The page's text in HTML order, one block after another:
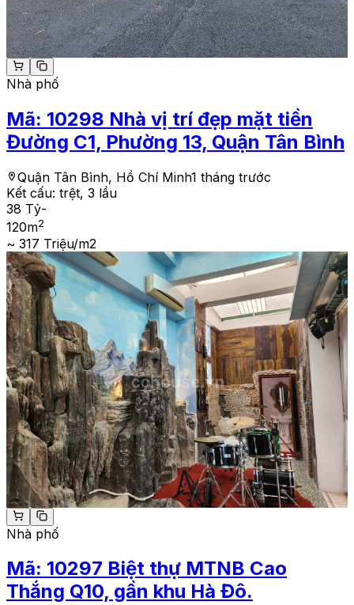
Nhà phố
Mã: 10298 Nhà vị trí đẹp mặt tiền
Đường C1, Phường 13, Quận Tân Bình
Quận Tân Bình, Hồ Chí Minh1 tháng trước
Kết cấu: trệt, 3 lầu
38 Tỷ-
120m2
~ 317 Triệu/m2
Nhà phố
Mã: 10297 Biệt thự MTNB Cao
Thắng Q10, gần khu Hà Đô.